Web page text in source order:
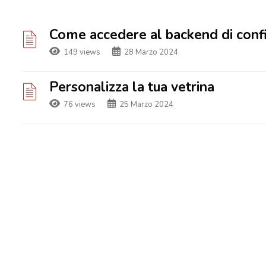
Come accedere al backend di
149 views 28 Marzo 2024
Personalizza la tua vetrina
76 views 25 Marzo 2024